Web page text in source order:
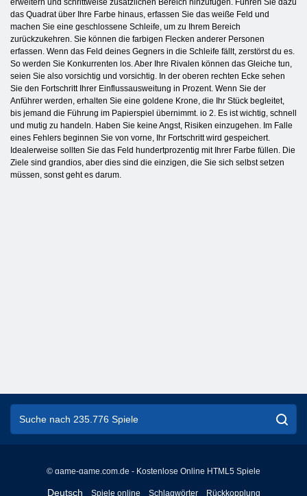
erweitern und schrittweise zusätzlichen Bereich hinzufügen. Führen Sie dazu
das Quadrat über Ihre Farbe hinaus, erfassen Sie das weiße Feld und
machen Sie eine geschlossene Schleife, um zu Ihrem Bereich
zurückzukehren. Sie können die farbigen Flecken anderer Personen
erfassen. Wenn das Feld deines Gegners in die Schleife fällt, zerstörst du es.
So werden Sie Konkurrenten los. Aber Ihre Rivalen können das Gleiche tun,
seien Sie also vorsichtig und vorsichtig. In der oberen rechten Ecke sehen
Sie den Fortschritt Ihrer Einflussausweitung in Prozent. Wenn Sie der
Anführer werden, erhalten Sie eine goldene Krone, die Ihr Stück begleitet,
bis jemand die Führung im Papierspiel übernimmt. io 2. Es ist wichtig, schnell
und mutig zu handeln. Haben Sie keine Angst, Risiken einzugehen. Im Falle
eines Fehlers beginnen Sie von vorne, Ihr Fortschritt wird gespeichert.
Idealerweise sollten Sie das Feld hundertprozentig mit Ihrer Farbe füllen. Die
Ziele sind grandios, aber dies sind die einzigen, die Sie sich selbst setzen
müssen, sonst geht es darum.
© game-game.com.de - Kostenlose Online HTML5 Spiele
Deutsch
English
Spiele online Schlagwörter Rückkopplung